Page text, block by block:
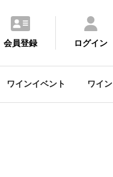
会員登録 ログイン
ワインイベント ワイン